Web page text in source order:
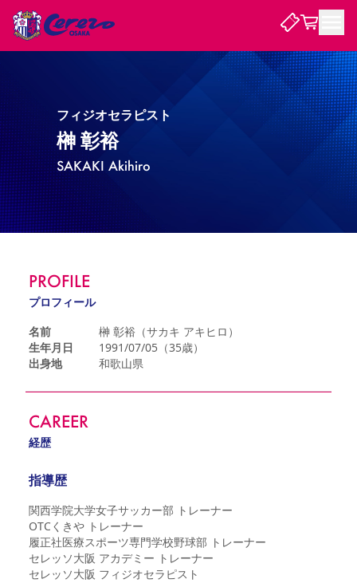
試合について
試合日程 / 結果 順位表
チームについて
選手・スタッフ スケジュール
アカデミー ハナサカプレーヤー 歴代所属選手
観戦する
チケット
チケット情報 販売スケジュール
シーズンシート 法人シーズンシート
初めて観戦ガイド
観戦マナー&ルール
スタジアム
YANMAR HANASAKA STADIUM
DAZNで観戦
アウェイツアー
よくある質問
よくある質問
クラブを知る
サポートする
パートナー企業募集中 セレッソ大阪VISAカード
セレッソアイデアちょうだいな
応援商店街
Lise（ライセンスビジネス）
活動レポート
スポーツクラブ
スポーツクラブ
関連団体/施設
長居公園 セレッソフットサルパーク セレッソフットサルパーク長居
セレッソスポーツパーク舞洲
YANMAR HANASAKA STADIUM
セレッソ大阪アカデミー
子供のサッカースクール
大人のサッカースクール その他スポーツクラブ
ファンクラブ
SAKURA SOCIO SAKURA POINT Program 招待券引換方法
まいセレチケット
会員規定 婚姻届・出生届・命名書
ニュース
ニュース
ホームタウン パートナー スポーツクラブ メディア 30周年
レディース
フィジオセラピスト
榊 彰裕
SAKAKI Akihiro
PROFILE
プロフィール
名前
榊 彰裕（サカキ アキヒロ）
生年月日
1991/07/05（35歳）
出身地
和歌山県
CAREER
経歴
指導歴
関西学院大学女子サッカー部 トレーナー
OTCくきや トレーナー
履正社医療スポーツ専門学校野球部 トレーナー
セレッソ大阪 アカデミー トレーナー
セレッソ大阪 フィジオセラピスト